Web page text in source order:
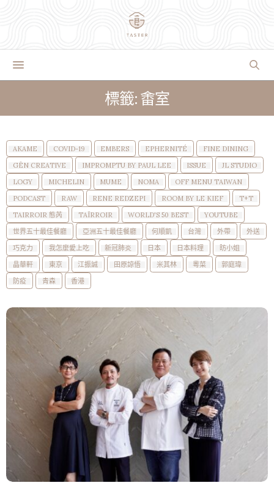
標籤: 畬室
AKAME COVID-19 EMBERS EPHERNITÉ
FINE DINING
GĒN CREATIVE
IMPROMPTU BY PAUL LEE ISSUE
JL STUDIO
LOGY
MICHELIN MUME NOMA
OFF MENU TAIWAN
PODCAST
RAW RENE REDZEPI ROOM BY LE KIEF
T+T
TAIRROIR 態芮
TAÏRROIR WORLD'S 50 BEST
YOUTUBE
世界五十最佳餐廳
亞洲五十最佳餐廳 何順凱 台灣 外帶
外送
巧克力
我怎麼愛上吃 新冠肺炎 日本 日本料理
昉小姐
晶華軒
東京 江振誠 田原諒悟 米其林 粵菜
郭庭瑋
防疫
青森 香港